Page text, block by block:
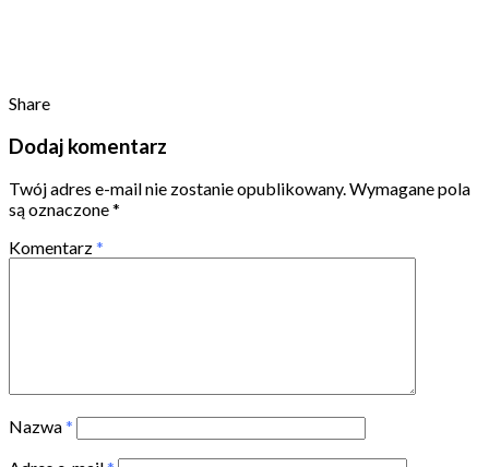
Share
Dodaj komentarz
Twój adres e-mail nie zostanie opublikowany.Wymagane pola
są oznaczone*
Komentarz*
Nazwa*